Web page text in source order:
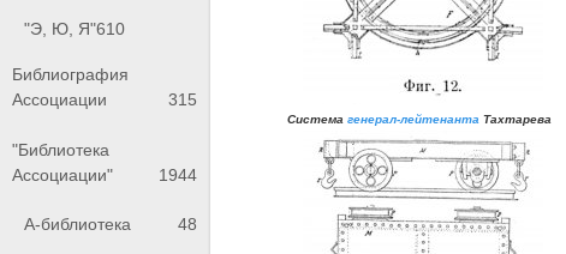
"Э, Ю, Я"610
Библиография
Ассоциации
315
"Библиотека
Ассоциации"
1944
А-библиотека 48
Cистемагенерал-лейтенанта Тахтарева